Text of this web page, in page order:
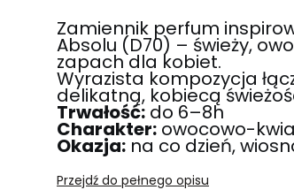
Zamiennik perfum
Absolu (D70) – świeży,
zapach dla kobiet.
Wyrazista kompozycja
delikatną, kobiecą
Trwałość: do 6–8h
Charakter: owocowo-
Okazja: na co dzień,
Przejdź do pełnego opisu